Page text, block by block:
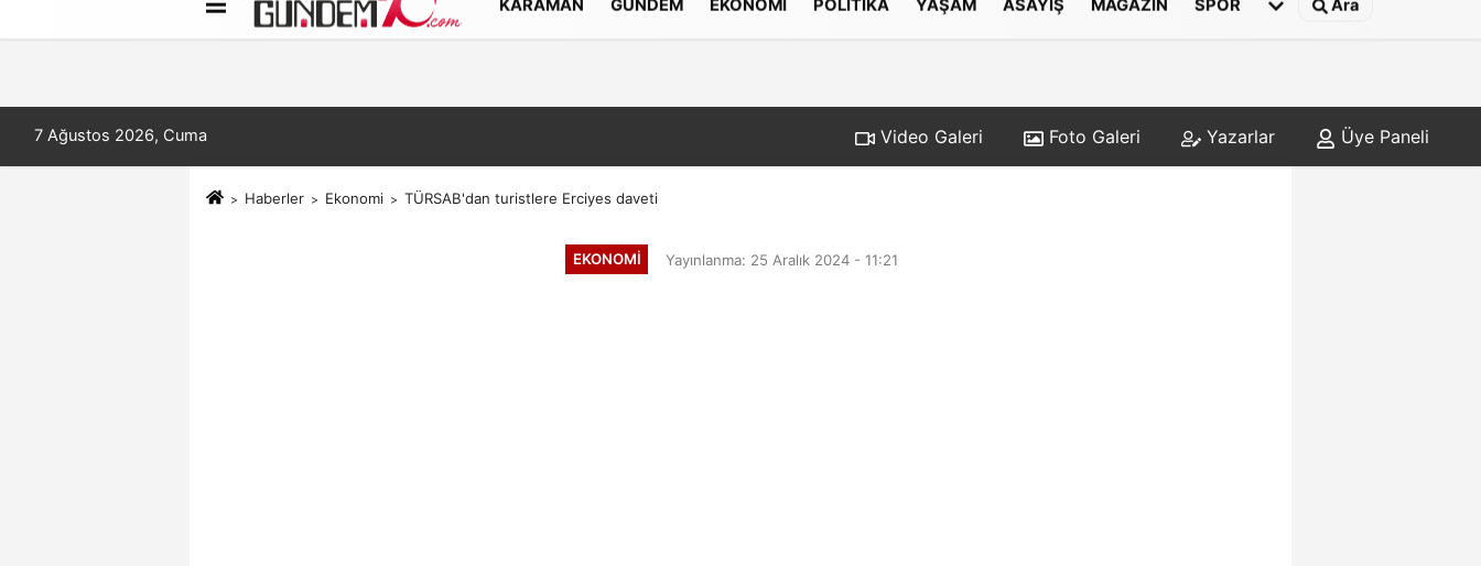
Künye İletişim Çerez Politikası
KARAMAN GÜNDEM EKONOMI POLITIKA YAŞAM ASAYIŞ MAGAZIN SPOR Ara
7 Ağustos 2026, Cuma Video Galeri Foto Galeri Yazarlar Üye Paneli
Haberler Ekonomi TÜRSAB'dan turistlere Erciyes daveti
EKONOMI Yayınlanma: 25 Aralık 2024 - 11:21